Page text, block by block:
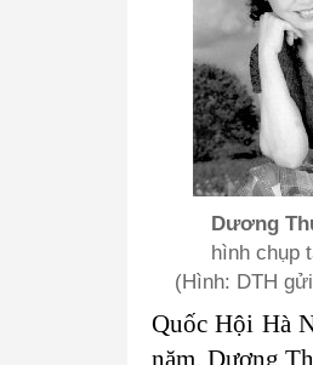
Dương
hình chụp
(Hình: DTH
Quốc Hội Hà
năm, Dương